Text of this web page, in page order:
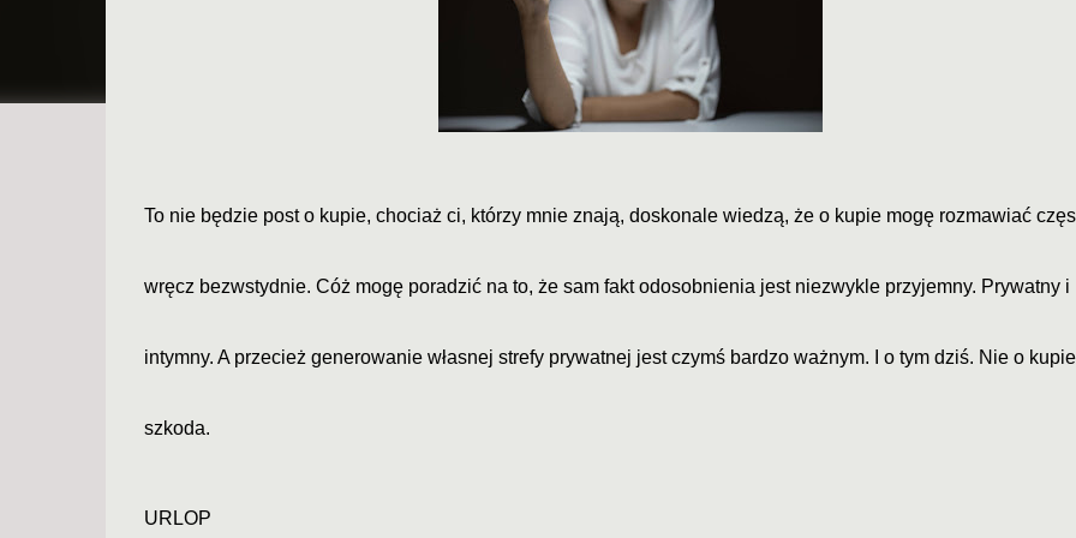
To nie będzie post o kupie, chociaż ci, którzy mnie znają, doskonale wiedzą, że o kupie mogę rozmawiać
wręcz bezwstydnie. Cóż mogę poradzić na to, że sam fakt odosobnienia jest niezwykle przyjemny. Prywatny i
intymny. A przecież generowanie własnej strefy prywatnej jest czymś bardzo ważnym. I o tym dziś. Nie o
szkoda.
URLOP